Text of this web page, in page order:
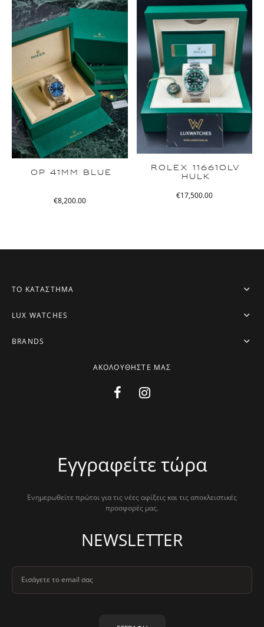
OP 41MM BLUE
€8,200.00
ROLEX 116610LV
HULK
€17,500.00
ΤΟ ΚΑΤΑΣΤΗΜΑ
LUX WATCHES
BRANDS
ΑΚΟΛΟΥΘΗΣΤΕ ΜΑΣ
Εγγραφείτε τώρα
Ενημερωθείτε πρώτοι για τις νέες αφίξεις και τις αποκλειστικές
προσφορές μας.
NEWSLETTER
Εισάγετε το email σας